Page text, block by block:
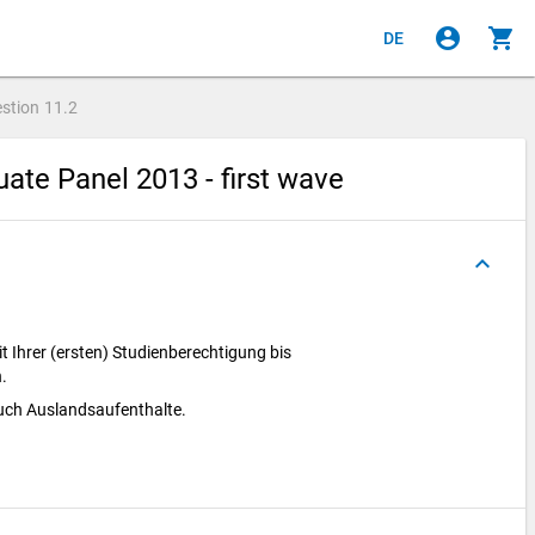
DE account_circle shopping_cart
11.2
Panel 2013 - first wave
keyboard_arrow_up
Ihrer (ersten) Studienberechtigung bis
Auslandsaufenthalte.